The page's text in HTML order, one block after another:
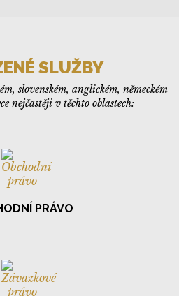
SLUŽBY
slovenském, anglickém, německém
nejčastěji v těchto oblastech:
PRÁVO